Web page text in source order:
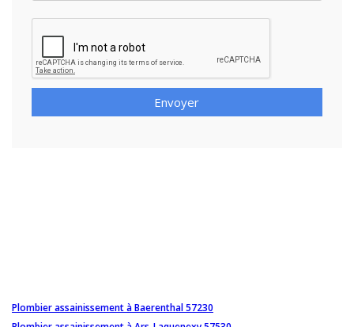
Envoyer
Plombier assainissement à Baerenthal 57230